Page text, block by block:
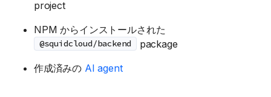
project
NPM からインストールされた
@squidcloud/backend package
作成済みの AI agent